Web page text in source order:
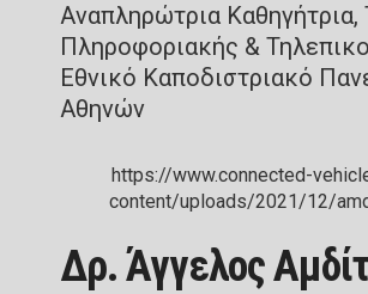
Αναπληρώτρια
Πληροφοριακής &
Εθνικό Καποδιστριακό
Αθηνών
Δρ. Άγγελος